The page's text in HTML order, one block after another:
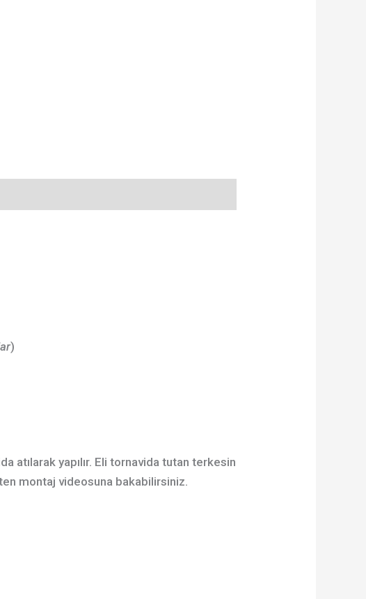
)
atılarak yapılır. Eli tornavida tutan terkesin
montaj videosuna bakabilirsiniz.